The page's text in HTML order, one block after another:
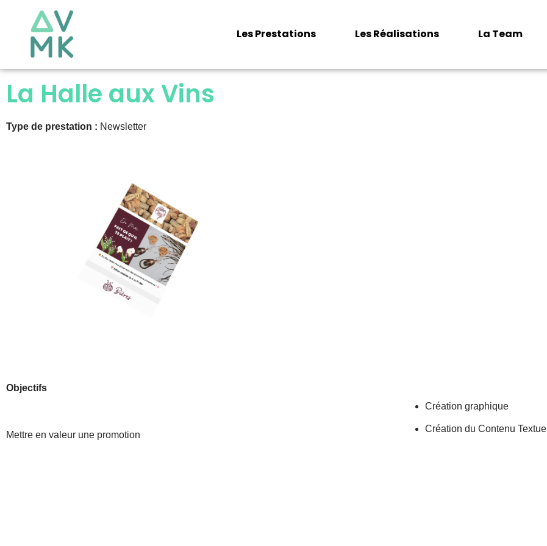
contenu
Les Prestations Les Réalisations La Team
La Halle aux Vins
Type de prestation : Newsletter
Objectifs
Mettre en valeur une promotion
Création graphique
Création du Contenu Textuel